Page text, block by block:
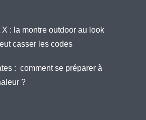
X : la montre outdoor au look
casser les codes
: comment se préparer à
?